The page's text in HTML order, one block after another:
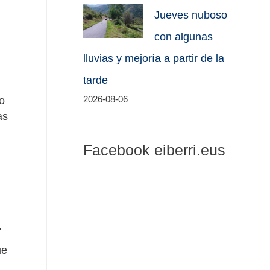
Jueves nuboso
con algunas
lluvias y mejoría a partir de la
tarde
2026-08-06
Facebook eiberri.eus